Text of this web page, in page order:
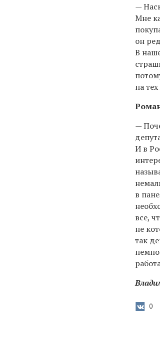
—
Мне
он
В
на
—
И в
в
все,
не
так
0